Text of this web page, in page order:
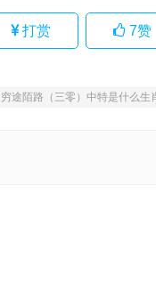
打赏 7赞
途陌路（三零）中特是什么生